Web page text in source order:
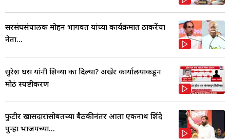
सरसंघसंचालक मोहन भागवत यांच्या कार्यक्रमात ठाकरेंचा
नेता...
सुरेश धस यांनी शिव्या का दिल्या? अखेर कार्यालयाकडून
मोठं स्पष्टीकरण
फुटीर खासदारांसोबतच्या बैठकीनंतर आता एकनाथ शिंदे
पुन्हा भाजपच्या...